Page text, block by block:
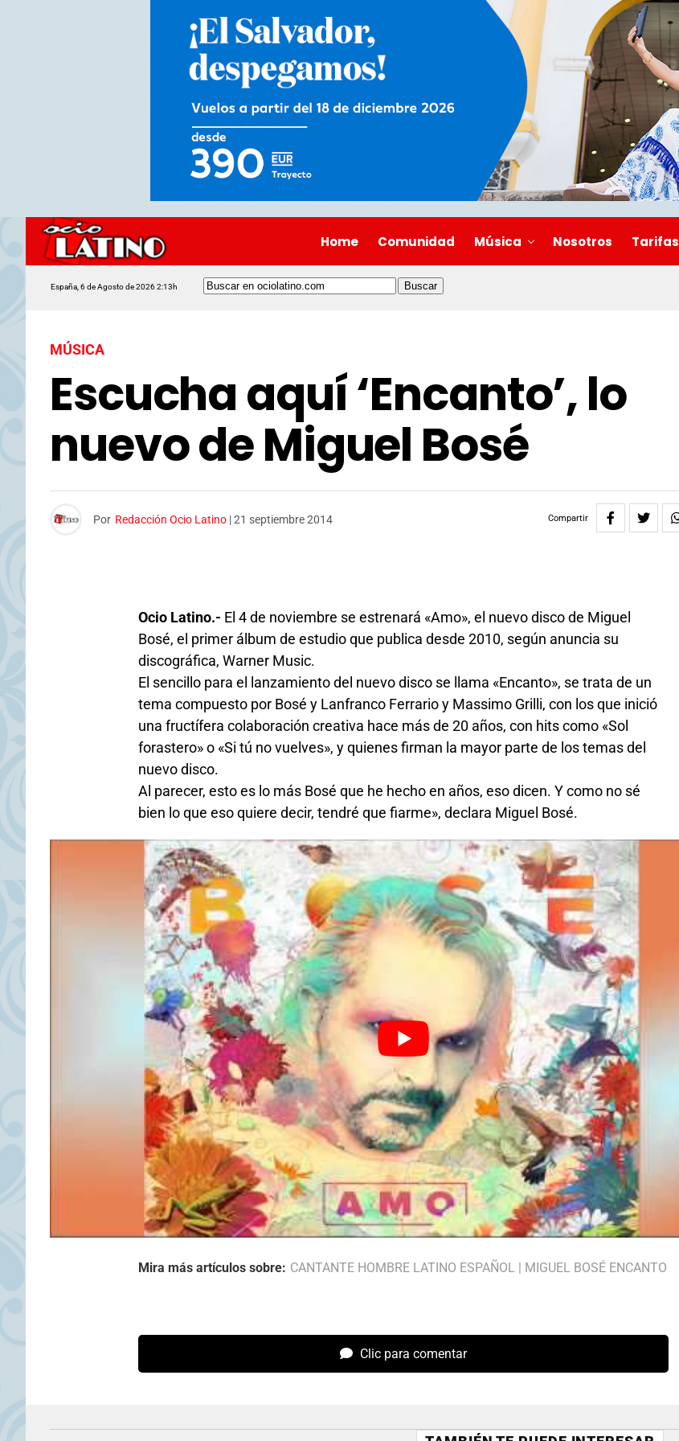
Home Comunidad Música Nosotros Tarifas
España, 6 de Agosto de 2026 2:13h
MÚSICA
Escucha aquí ‘Encanto’, lo
nuevo de Miguel Bosé
Por Redacción Ocio Latino |21 septiembre 2014 Compartir
Ocio Latino.- El 4 de noviembre se estrenará «Amo», el nuevo disco de Miguel
Bosé, el primer álbum de estudio que publica desde 2010, según anuncia su
discográfica, Warner Music.
El sencillo para el lanzamiento del nuevo disco se llama «Encanto», se trata de un
tema compuesto por Bosé y Lanfranco Ferrario y Massimo Grilli, con los que inició
una fructífera colaboración creativa hace más de 20 años, con hits como «Sol
forastero» o «Si tú no vuelves», y quienes firman la mayor parte de los temas del
nuevo disco.
Al parecer, esto es lo más Bosé que he hecho en años, eso dicen. Y como no sé
bien lo que eso quiere decir, tendré que fiarme», declara Miguel Bosé.
Mira más artículos sobre: CANTANTE HOMBRE LATINO ESPAÑOL | MIGUEL BOSÉ ENCANTO
Clic para comentar